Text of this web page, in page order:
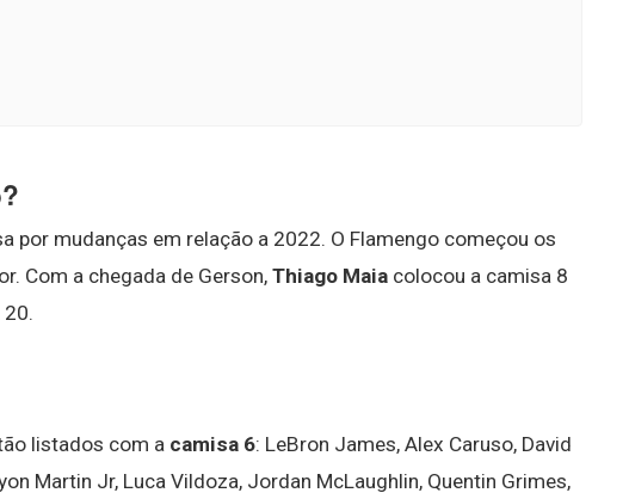
por mudanças em relação a 2022. O Flamengo começou os
Com a chegada de Gerson, Thiago Maia colocou a camisa 8
20.
listados com a camisa 6: LeBron James, Alex Caruso, David
Martin Jr, Luca Vildoza, Jordan McLaughlin, Quentin Grimes,